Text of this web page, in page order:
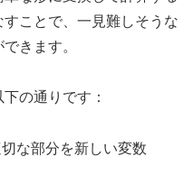
ことで、一見難しそうな
きます。
の通りです：
な部分を新しい変数